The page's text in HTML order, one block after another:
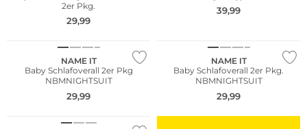
2er Pkg.
29,99
39,99
NAME IT
Baby Schlafoverall 2er Pkg
NBMNIGHTSUIT
29,99
NAME IT
Baby Schlafoverall 2er Pkg.
NBMNIGHTSUIT
29,99